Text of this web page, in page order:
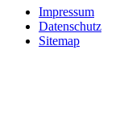
Impressum
Datenschutz
Sitemap